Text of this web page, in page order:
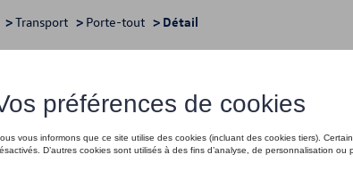
>Transport > Porte-tout > Détail
sur le toit, pour